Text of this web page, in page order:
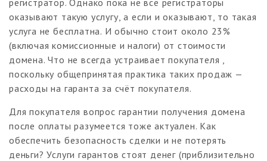
оказывают такую услугу, а если и оказывают, то такая
услуга не бесплатна. И обычно стоит около 23%
(включая комиссионные и налоги) от стоимости
домена. Что не всегда устраивает покупателя ,
поскольку общепринятая практика таких продаж —
расходы на гаранта за счёт покупателя.
Для покупателя вопрос гарантии получения домена
после оплаты разумеется тоже актуален. Как
обеспечить безопасность сделки и не потерять
деньги? Услуги гарантов стоят денег (приблизительно